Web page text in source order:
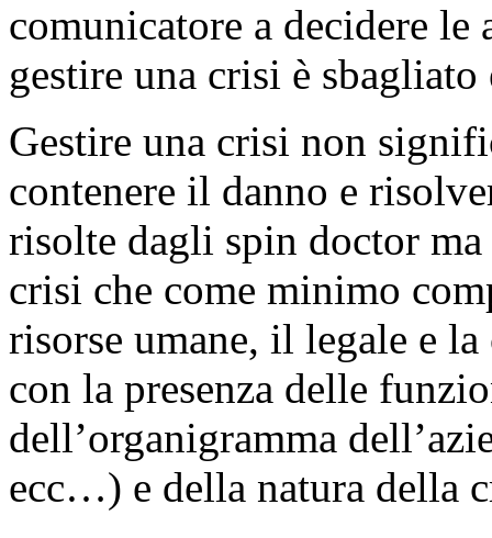
comunicatore a decidere
gestire una crisi è
Gestire una crisi non
contenere il danno e
risolte dagli spin doctor
crisi che come minimo
risorse umane, il legale e
con la presenza delle
dell’organigramma
ecc…) e della natura della